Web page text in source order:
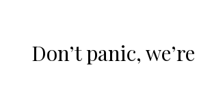
Don’t panic,